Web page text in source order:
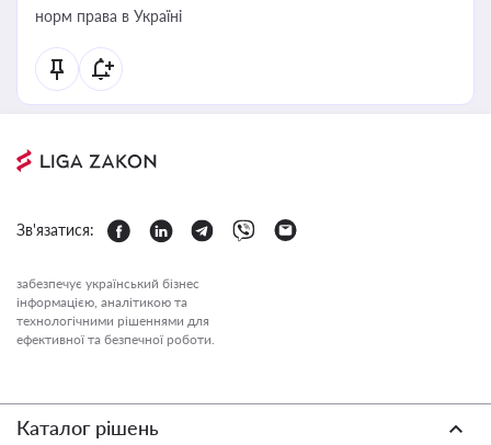
норм права в Україні
Зв'язатися:
забезпечує український бізнес
інформацією, аналітикою та
технологічними рішеннями для
ефективної та безпечної роботи.
Каталог рішень